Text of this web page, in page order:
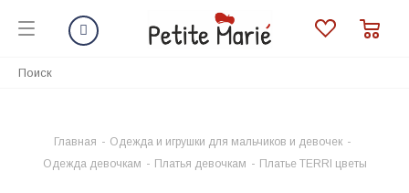
Главная - Одежда и игрушки для мальчиков и девочек -
Одежда девочкам - Платья девочкам - Платье TERRI цветы